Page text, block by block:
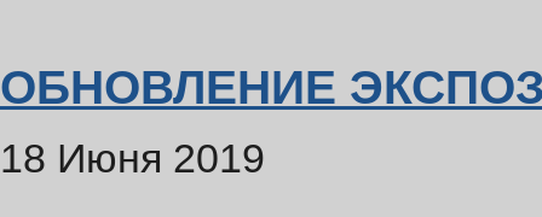
ОБНОВЛЕНИЕ
18 Июня 2019